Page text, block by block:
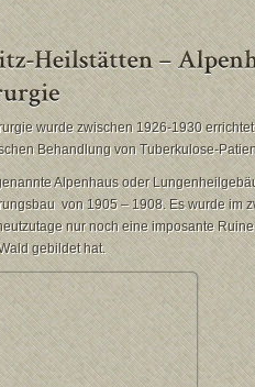
wurde zwischen 1926-1930
Behandlung von Tuberkulose-
Alpenhaus oder
von 1905 – 1908. Es wurde im
nur noch eine imposante
gebildet hat.